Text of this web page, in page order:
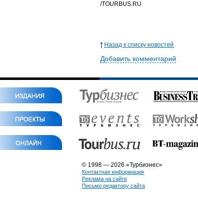
/TOURBUS.RU
Назад к списку новостей
Добавить комментарий
© 1998 — 2026 «Турбизнес»
Контактная информация
Реклама на сайте
Письмо редактору сайта